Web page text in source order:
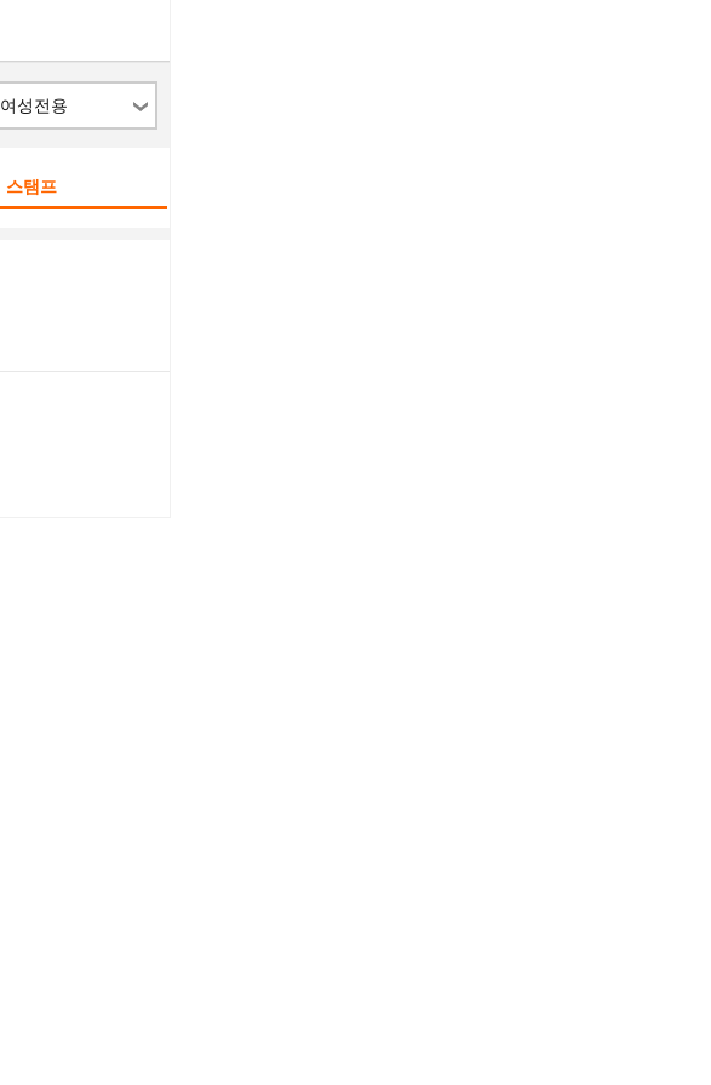
여성전용
스탬프